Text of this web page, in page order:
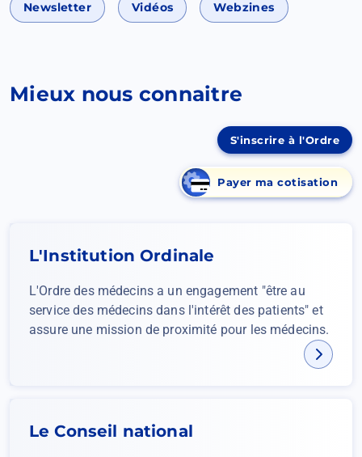
Newsletter Vidéos Webzines
Mieux nous connaitre
S'inscrire à l'Ordre
Payer ma cotisation
(Ouvrir
L'Institution Ordinale
L'Ordre des médecins a un engagement "être au
service des médecins dans l'intérêt des patients" et
assure une mission de proximité pour les médecins.
Le Conseil national